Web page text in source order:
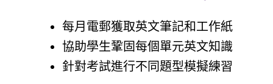
每月電郵獲取英文筆記和工作紙
協助學生鞏固每個單元英文知識
​針對考試進行不同題型模擬練習